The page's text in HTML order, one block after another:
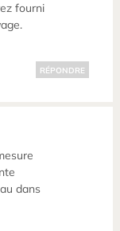
fourni
RÉPONDRE
dans